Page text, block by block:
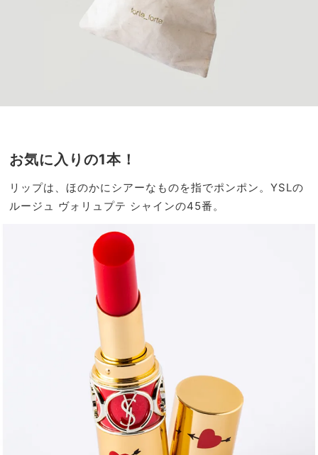
お気に入りの1本！
リップは、ほのかにシアーなものを指でポンポン。YSLの
ルージュ ヴォリュプテ シャインの45番。